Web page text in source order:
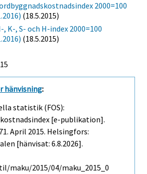
2000=100
(18.5.2015)
K-, S- och H-index 2000=100
(18.5.2015)
hänvisning:
statistik (FOS):
[e-publikation].
April 2015. Helsingfors:
[hänvisat: 6.8.2026].
2015/04/maku_2015_0